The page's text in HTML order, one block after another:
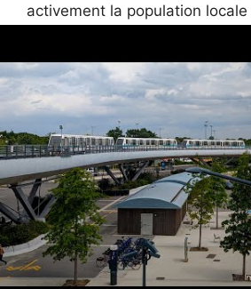
activement la population
cette initiative dépasse le
transport pour devenir un
collectif d’écoresponsabilité.
Le métro solaire rennais ouvre
futures collaborations où
énergétique et la baisse des
d’exploitation sont au cœur
stratégie collective a été
campagnes d’information